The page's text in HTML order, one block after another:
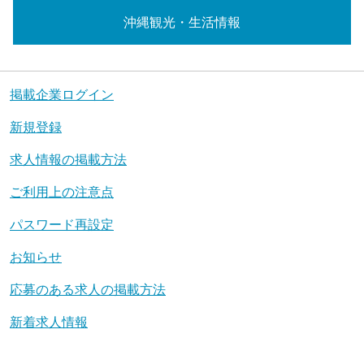
沖縄観光・生活情報
掲載企業ログイン
新規登録
求人情報の掲載方法
ご利用上の注意点
パスワード再設定
お知らせ
応募のある求人の掲載方法
新着求人情報